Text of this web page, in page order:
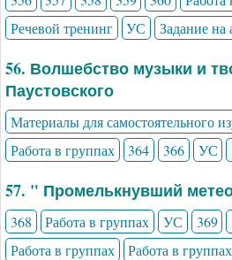
Речевой тренинг
УС Задание на
56. Волшебство музыки и
Паустовского
Материалы для самостоятельного
Работа в группах
364 366 УС
57. " Промелькнувший
368 Работа в группах УС 369
Работа в группах
Работа в группах